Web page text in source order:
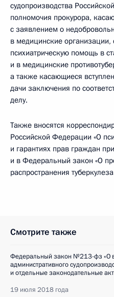
судопроизводства
полномочия прокурора,
с заявлением о
в медицинские
психиатрическую помощь в
и в медицинские
а также касающиеся
дачи заключения по
делу.
Также вносятся
Российской Федерации «О
и гарантиях прав граждан
и в Федеральный закон «О
распространения
Смотрите также
Федеральный закон №213-фз «О
административного
и отдельные законодательные
19 июля 2018 года